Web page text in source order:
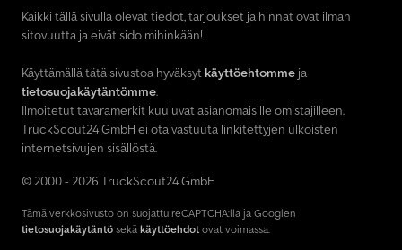
Kaikki tällä sivulla olevat tiedot, tarjoukset ja hinnat ovat ilman
sitovuutta ja eivät sido mihinkään!
Käyttämällä tätä sivustoa hyväksyt käyttöehtomme ja
tietosuojakäytäntömme.
Ilmoitetut tavaramerkit kuuluvat asianomaisille omistajilleen.
TruckScout24 GmbH ei ota vastuuta linkitettyjen ulkoisten
internetsivujen sisällöstä.
© 2000 - 2026 TruckScout24 GmbH
Tämä verkkosivusto on suojattu reCAPTCHA:lla ja Googlen
tietosuojakäytäntö sekä käyttöehdot ovat voimassa.